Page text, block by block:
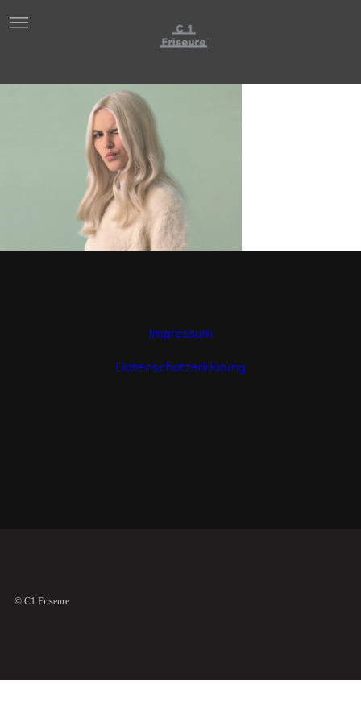
Impressum
Datenschutzerklärung
© C1 Friseure